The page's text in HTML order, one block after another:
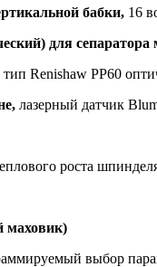
бабки, 16
для
тип Renishaw PP60
лазерный датчик
роста
маховик)
выбор